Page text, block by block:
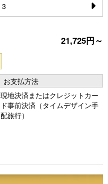
N
e
xt
3
21,725円～
お支払方法
現地決済またはクレジットカー
ド事前決済（タイムデザイン手
配旅行）